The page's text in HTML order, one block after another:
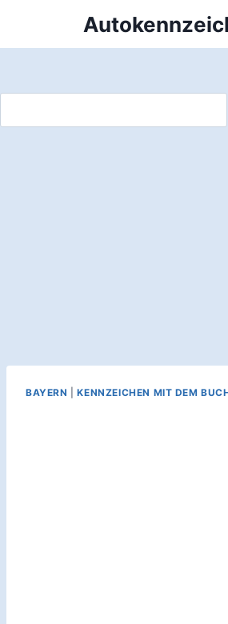
springen
BAYERN |KENNZEICHEN MIT DEM